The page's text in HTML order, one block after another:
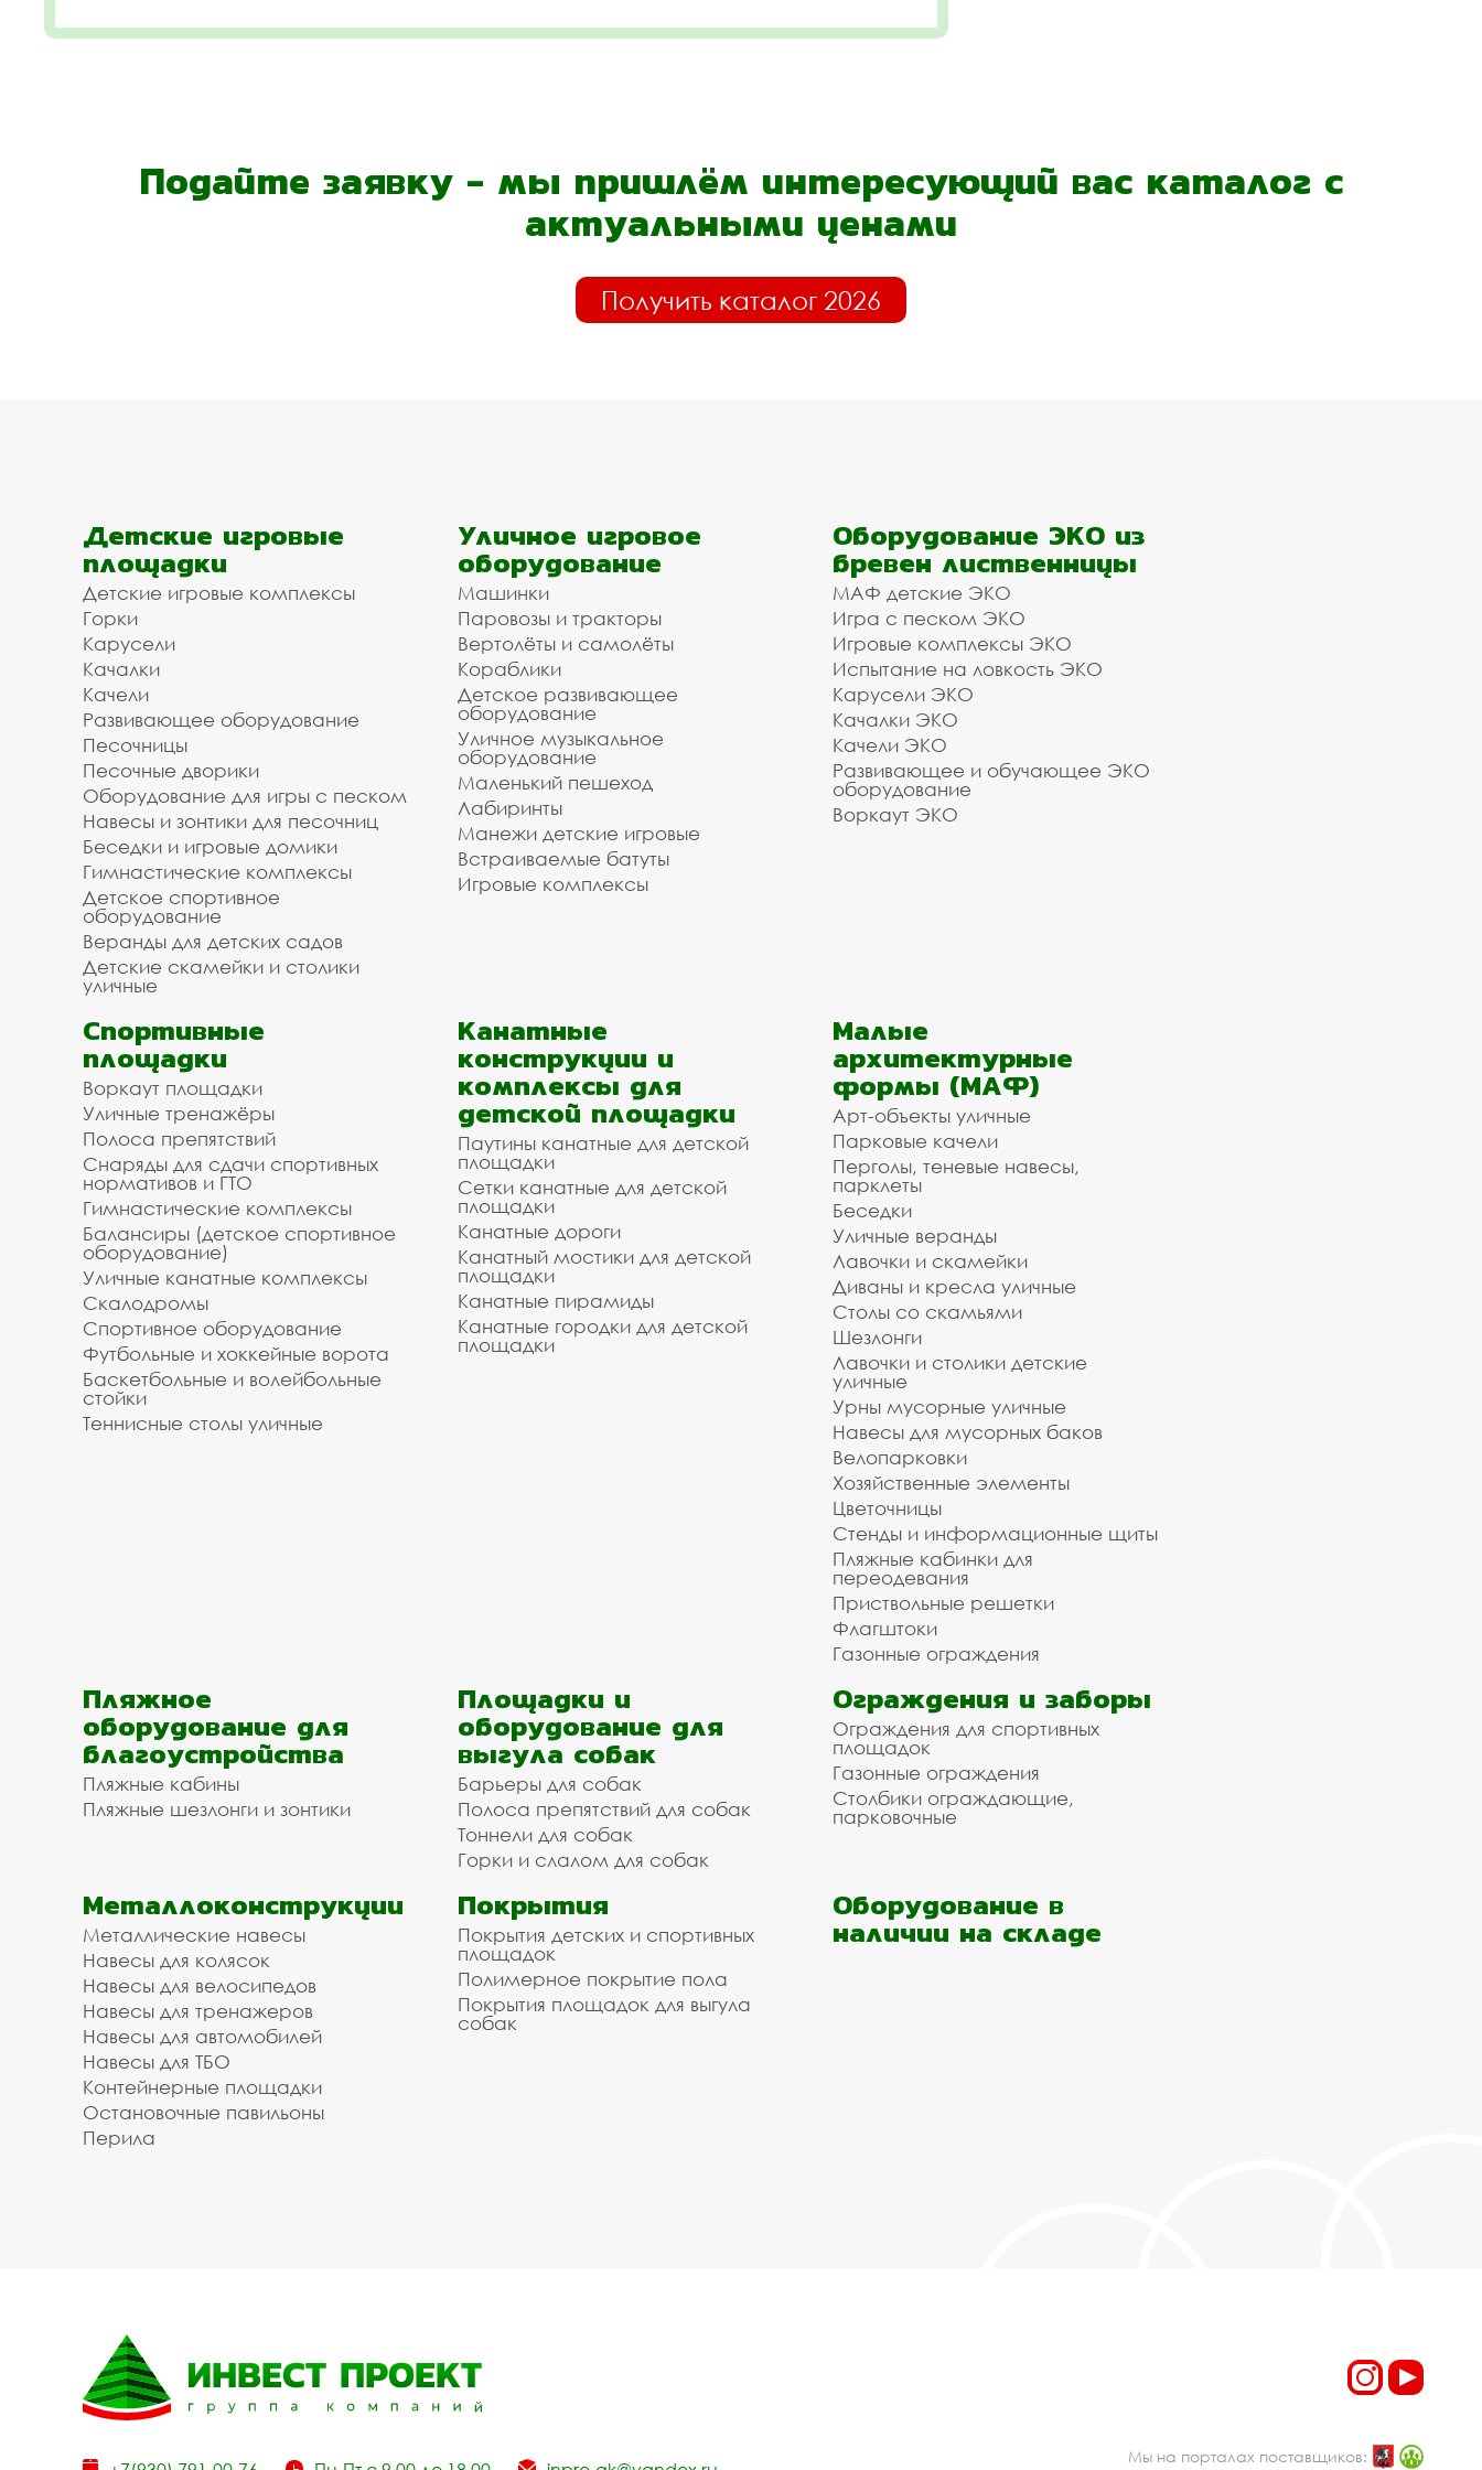
Подайте заявку - мы пришлём интересующий вас каталог с
актуальными ценами
Получить каталог 2026
Детские игровые
площадки
Детские игровые комплексы
Горки
Карусели
Качалки
Качели
Развивающее оборудование
Песочницы
Песочные дворики
Оборудование для игры с песком
Навесы и зонтики для песочниц
Беседки и игровые домики
Гимнастические комплексы
Детское спортивное
оборудование
Веранды для детских садов
Детские скамейки и столики
уличные
Уличное игровое
оборудование
Машинки
Паровозы и тракторы
Вертолёты и самолёты
Кораблики
Детское развивающее
оборудование
Уличное музыкальное
оборудование
Маленький пешеход
Лабиринты
Манежи детские игровые
Встраиваемые батуты
Игровые комплексы
Оборудование ЭКО из
бревен лиственницы
МАФ детские ЭКО
Игра с песком ЭКО
Игровые комплексы ЭКО
Испытание на ловкость ЭКО
Карусели ЭКО
Качалки ЭКО
Качели ЭКО
Развивающее и обучающее ЭКО
оборудование
Воркаут ЭКО
Спортивные
площадки
Воркаут площадки
Уличные тренажёры
Полоса препятствий
Снаряды для сдачи спортивных
нормативов и ГТО
Гимнастические комплексы
Балансиры (детское спортивное
оборудование)
Уличные канатные комплексы
Скалодромы
Спортивное оборудование
Футбольные и хоккейные ворота
Баскетбольные и волейбольные
стойки
Теннисные столы уличные
Канатные
конструкции и
комплексы для
детской площадки
Паутины канатные для детской
площадки
Сетки канатные для детской
площадки
Канатные дороги
Канатный мостики для детской
площадки
Канатные пирамиды
Канатные городки для детской
площадки
Малые
архитектурные
формы (МАФ)
Арт-объекты уличные
Парковые качели
Перголы, теневые навесы,
парклеты
Беседки
Уличные веранды
Лавочки и скамейки
Диваны и кресла уличные
Столы со скамьями
Шезлонги
Лавочки и столики детские
уличные
Урны мусорные уличные
Навесы для мусорных баков
Велопарковки
Хозяйственные элементы
Цветочницы
Стенды и информационные щиты
Пляжные кабинки для
переодевания
Приствольные решетки
Флагштоки
Газонные ограждения
Пляжное
оборудование для
благоустройства
Пляжные кабины
Пляжные шезлонги и зонтики
Площадки и
оборудование для
выгула собак
Барьеры для собак
Полоса препятствий для собак
Тоннели для собак
Горки и слалом для собак
Ограждения и заборы
Ограждения для спортивных
площадок
Газонные ограждения
Столбики ограждающие,
парковочные
Металлоконструкции
Металлические навесы
Навесы для колясок
Навесы для велосипедов
Навесы для тренажеров
Навесы для автомобилей
Навесы для ТБО
Контейнерные площадки
Остановочные павильоны
Перила
Покрытия
Покрытия детских и спортивных
площадок
Полимерное покрытие пола
Покрытия площадок для выгула
собак
Оборудование в
наличии на складе
Мы на порталах поставщиков: